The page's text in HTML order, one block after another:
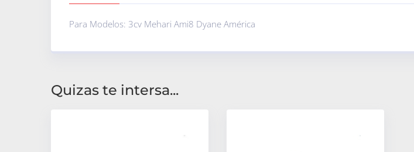
Para Modelos: 3cv Mehari Ami8 Dyane América
Quizas te intersa...